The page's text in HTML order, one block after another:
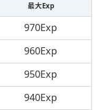
最大Exp
970Exp
960Exp
950Exp
940Exp